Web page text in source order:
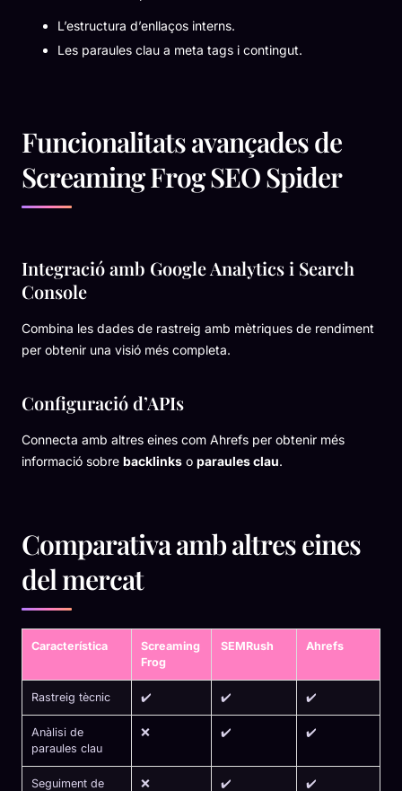
L’estructura d’enllaços interns.
Les paraules clau a meta tags i contingut.
Funcionalitats avançades de
Screaming Frog SEO Spider
Integració amb Google Analytics i Search
Console
Combina les dades de rastreig amb mètriques de rendiment
per obtenir una visió més completa.
Configuració d’APIs
Connecta amb altres eines com Ahrefs per obtenir més
informació sobre backlinks o paraules clau.
Comparativa amb altres eines
del mercat
Característica
Screaming
Frog
SEMRush Ahrefs
Rastreig tècnic ✔️ ✔️ ✔️
Anàlisi de
paraules clau
❌ ✔️ ✔️
Seguiment de
❌ ✔️ ✔️